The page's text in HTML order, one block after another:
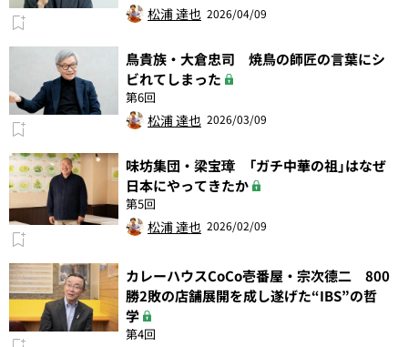
松浦 達也 2026/04/09
鳥貴族・大倉忠司 焼鳥の師匠の言葉にシ
ビれてしまった
第6回
松浦 達也 2026/03/09
味坊集団・梁宝璋 「ガチ中華の祖」はなぜ
日本にやってきたか
第5回
松浦 達也 2026/02/09
カレーハウスCoCo壱番屋・宗次德二 800
勝2敗の店舗展開を成し遂げた“IBS”の哲
学
第4回